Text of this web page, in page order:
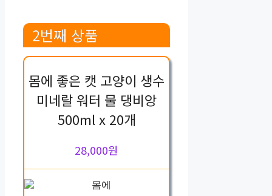
2번째 상품
몸에 좋은 캣 고양이 생수
미네랄 워터 물 댕비앙
500ml x 20개
28,000원